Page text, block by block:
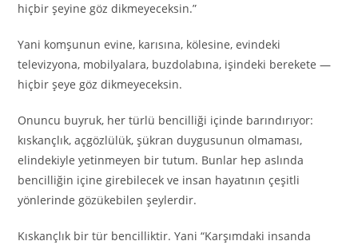
hiçbir şeyine göz dikmeyeceksin.”
Yani komşunun evine, karısına, kölesine, evindeki
televizyona, mobilyalara, buzdolabına, işindeki berekete —
hiçbir şeye göz dikmeyeceksin.
Onuncu buyruk, her türlü bencilliği içinde barındırıyor:
kıskançlık, açgözlülük, şükran duygusunun olmaması,
elindekiyle yetinmeyen bir tutum. Bunlar hep aslında
bencilliğin içine girebilecek ve insan hayatının çeşitli
yönlerinde gözükebilen şeylerdir.
Kıskançlık bir tür bencilliktir. Yani “Karşımdaki insanda